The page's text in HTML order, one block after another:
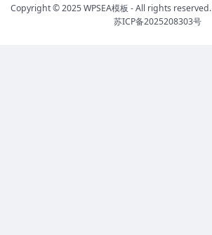
Copyright © 2025 WPSEA模板 - All rights reserved.
苏ICP备2025208303号